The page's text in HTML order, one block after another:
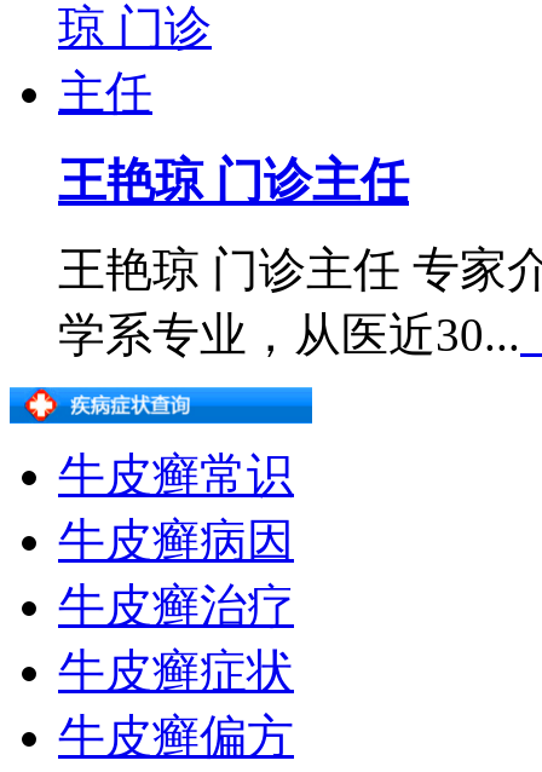
王艳琼 门诊主任
王艳琼 门诊主任 专家
学系专业，从医近30...
牛皮癣常识
牛皮癣病因
牛皮癣治疗
牛皮癣症状
牛皮癣偏方